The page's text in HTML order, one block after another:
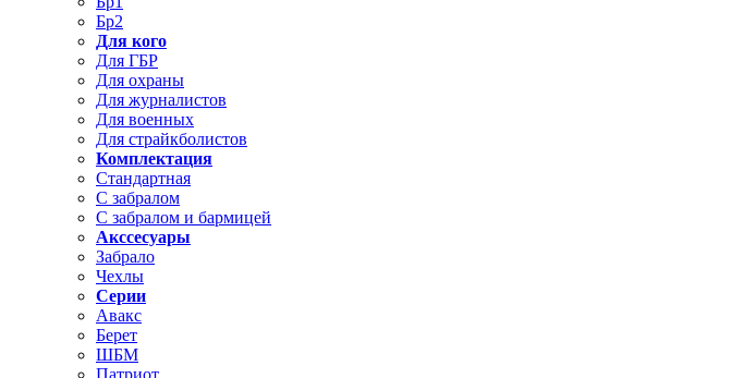
Бр2
Для кого
Для ГБР
Для охраны
Для журналистов
Для военных
Для страйкболистов
Комплектация
Стандартная
С забралом
С забралом и бармицей
Акссесуары
Забрало
Чехлы
Серии
Авакс
Берет
ШБМ
Патриот